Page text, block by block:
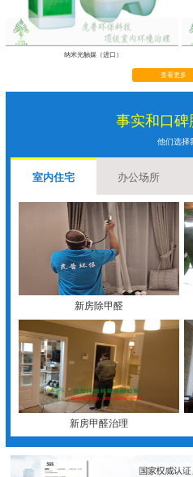
纳米光触媒（进口）
查看更多
事实和口碑
他们选择
室内住宅 办公场所
新房除甲醛
新房甲醛治理